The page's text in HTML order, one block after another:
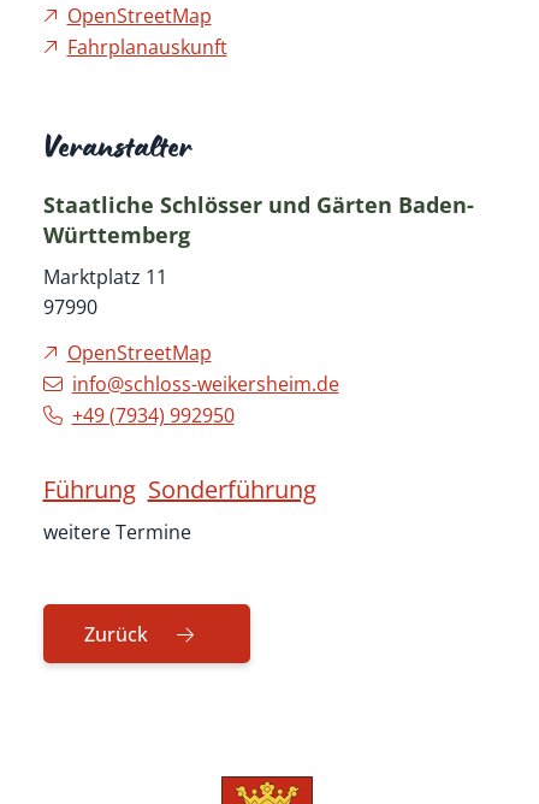
OpenStreetMap
Fahrplanauskunft
Veranstalter
Staatliche Schlösser und Gärten Baden-
Württemberg
Marktplatz 11
97990
OpenStreetMap
info@schloss-weikersheim.de
+49 (7934) 992950
Führung Sonderführung
weitere Termine
Zurück